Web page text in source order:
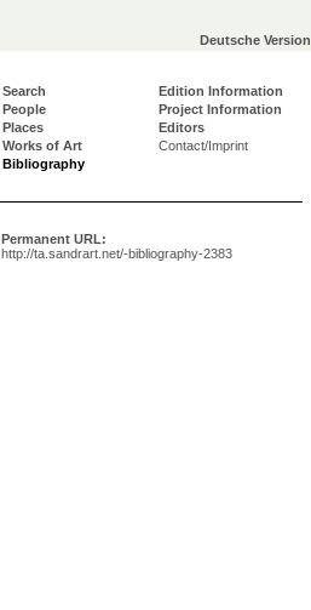
Deutsche Version
Search
People
Places
Works of Art
Bibliography
Edition Information
Project Information
Editors
Contact/Imprint
Permanent URL:
http://ta.sandrart.net/-bibliography-2383